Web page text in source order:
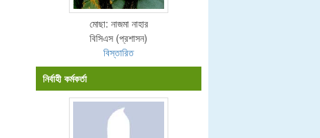
মোছা: নাজমা নাহার
বিসিএস (প্রশাসন)
বিস্তারিত
নির্বাহী কর্মকর্তা